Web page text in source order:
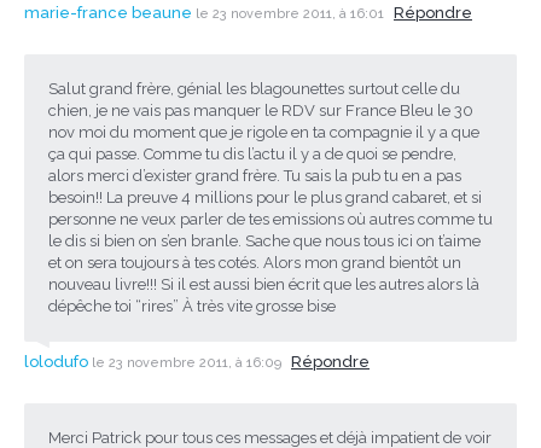
marie-france beaune le 23 novembre 2011, à 16:01 Répondre
Salut grand frère, génial les blagounettes surtout celle du
chien, je ne vais pas manquer le RDV sur France Bleu le 30
nov moi du moment que je rigole en ta compagnie il y a que
ça qui passe. Comme tu dis l’actu il y a de quoi se pendre,
alors merci d’exister grand frère. Tu sais la pub tu en a pas
besoin!! La preuve 4 millions pour le plus grand cabaret, et si
personne ne veux parler de tes emissions où autres comme tu
le dis si bien on s’en branle. Sache que nous tous ici on t’aime
et on sera toujours à tes cotés. Alors mon grand bientôt un
nouveau livre!!! Si il est aussi bien écrit que les autres alors là
dépêche toi “rires” À très vite grosse bise
lolodufo le 23 novembre 2011, à 16:09 Répondre
Merci Patrick pour tous ces messages et déjà impatient de voir